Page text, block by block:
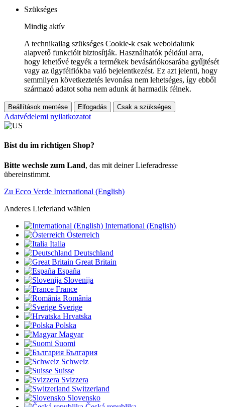
Szükséges
Mindig aktív
A technikailag szükséges Cookie-k csak weboldalunk
alapvető funkcióit biztosítják. Használhatók például arra,
hogy lehetővé tegyék a termékek bevásárlókosarába gyűjtését
vagy az ügyfélfiókba való bejelentkezést. Ez azt jelenti, hogy
semmilyen következtetés levonása nem lehetséges, így ebből
származó adatot soha nem adunk át harmadik félnek.
Beállítások mentése Elfogadás Csak a szükséges
Adatvédelemi nyilatkozatot
Bist du im richtigen Shop?
Bitte wechsle zum Land, das mit deiner Lieferadresse
übereinstimmt.
Zu Ecco Verde International (English)
Anderes Lieferland wählen
International (English)
Österreich
Italia
Deutschland
Great Britain
España
Slovenija
France
România
Sverige
Hrvatska
Polska
Magyar
Suomi
България
Schweiz
Suisse
Svizzera
Switzerland
Slovensko